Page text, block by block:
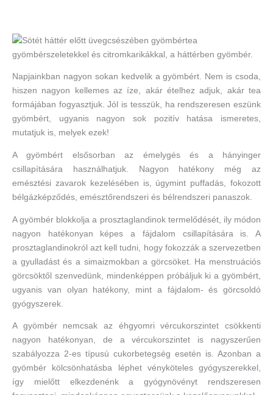
Napjainkban nagyon sokan kedvelik a gyömbért. Nem is csoda,
hiszen nagyon kellemes az íze, akár ételhez adjuk, akár tea
formájában fogyasztjuk. Jól is tesszük, ha rendszeresen eszünk
gyömbért, ugyanis nagyon sok pozitív hatása ismeretes,
mutatjuk is, melyek ezek!
A gyömbért elsősorban az émelygés és a hányinger
csillapítására használhatjuk. Nagyon hatékony még az
emésztési zavarok kezelésében is, úgymint puffadás, fokozott
bélgázképződés, emésztőrendszeri és bélrendszeri panaszok.
A gyömbér blokkolja a prosztaglandinok termelődését, ily módon
nagyon hatékonyan képes a fájdalom csillapítására is. A
prosztaglandinokról azt kell tudni, hogy fokozzák a szervezetben
a gyulladást és a simaizmokban a görcsöket. Ha menstruációs
görcsöktől szenvedünk, mindenképpen próbáljuk ki a gyömbért,
ugyanis van olyan hatékony, mint a fájdalom- és görcsoldó
gyógyszerek.
A gyömbér nemcsak az éhgyomri vércukorszintet csökkenti
nagyon hatékonyan, de a vércukorszintet is nagyszerűen
szabályozza 2-es típusú cukorbetegség esetén is. Azonban a
gyömbér kölcsönhatásba léphet vényköteles gyógyszerekkel,
így mielőtt elkezdenénk a gyógynövényt rendszeresen